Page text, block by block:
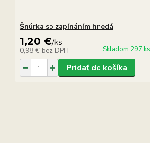
Šnúrka so zapínáním hnedá
1,20 €/ks
0,98 € bez DPH Skladom 297 ks
Pridať do košíka